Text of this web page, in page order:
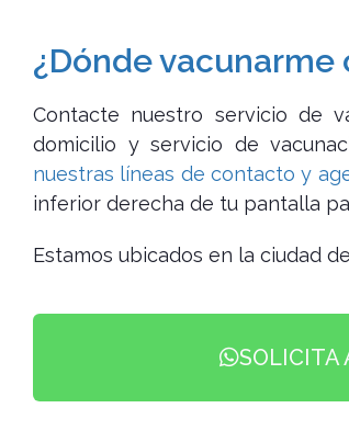
¿Dónde
Contacte nuestro servicio de
domicilio y servicio de
nuestras líneas de contacto y
inferior derecha de tu pantalla
Estamos ubicados en la ciudad
SOLICITA